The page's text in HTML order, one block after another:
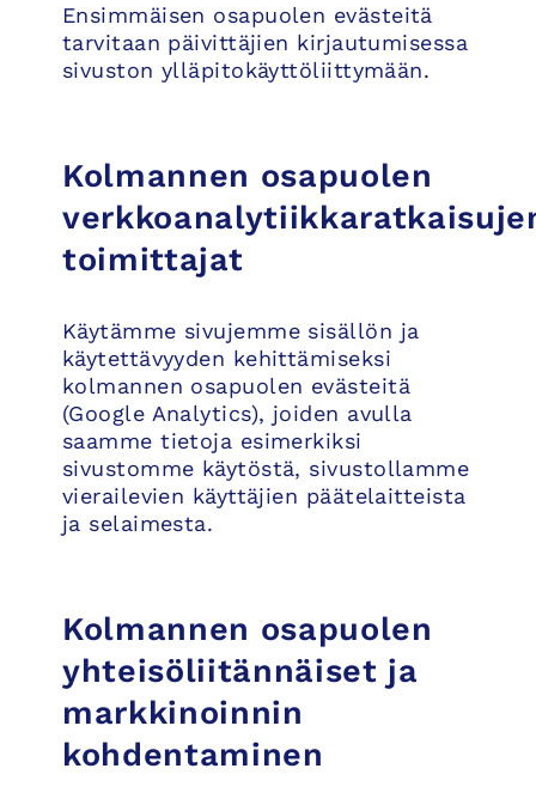
Ensimmäisen osapuolen evästeitä
tarvitaan päivittäjien kirjautumisessa
sivuston ylläpitokäyttöliittymään.
Kolmannen osapuolen
toimittajat
Käytämme sivujemme sisällön ja
käytettävyyden kehittämiseksi
kolmannen osapuolen evästeitä
(Google Analytics), joiden avulla
saamme tietoja esimerkiksi
sivustomme käytöstä, sivustollamme
vierailevien käyttäjien päätelaitteista
ja selaimesta.
Kolmannen osapuolen
yhteisöliitännäiset ja
markkinoinnin
kohdentaminen